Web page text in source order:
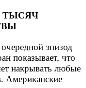
ТЫСЯЧ
эпизод
показывает, что
накрывать любые
Американские